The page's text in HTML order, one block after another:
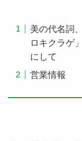
美の代名詞
ロキクラゲ
にして
営業情報